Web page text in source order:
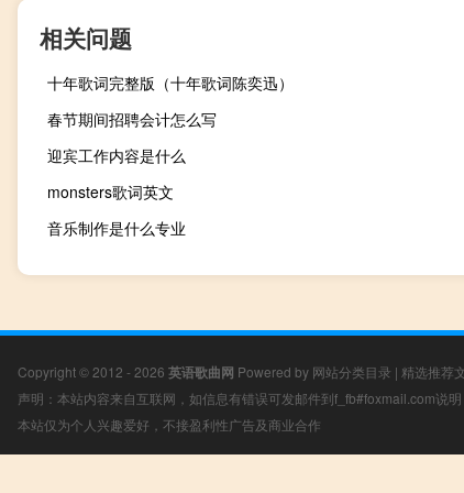
相关问题
十年歌词完整版（十年歌词陈奕迅）
春节期间招聘会计怎么写
迎宾工作内容是什么
monsters歌词英文
音乐制作是什么专业
Copyright © 2012 - 2026 英语歌曲网 Powered by 网站分类目录 | 精选推荐
声明：本站内容来自互联网，如信息有错误可发邮件到f_fb#foxmail.com说
本站仅为个人兴趣爱好，不接盈利性广告及商业合作